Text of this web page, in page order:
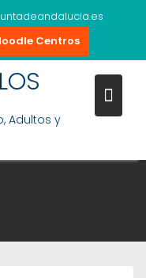
Centros
Adultos y